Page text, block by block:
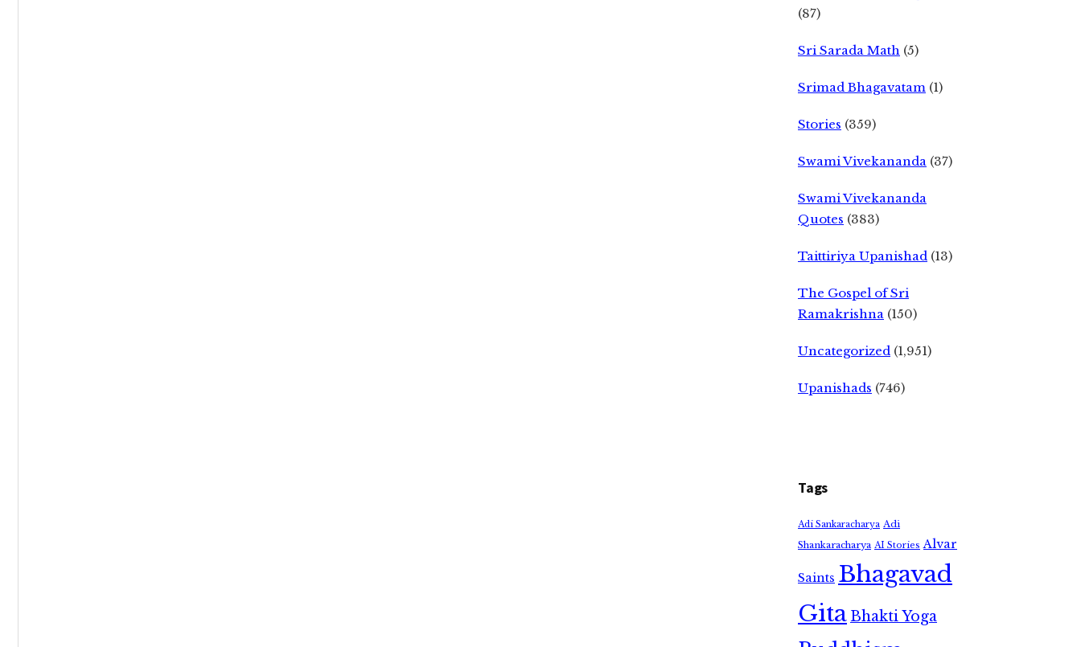
(87)
Sri Sarada Math (5)
Srimad Bhagavatam (1)
Stories (359)
Swami Vivekananda (37)
Swami Vivekananda
Quotes (383)
Taittiriya Upanishad (13)
The Gospel of Sri
Ramakrishna (150)
Uncategorized (1,951)
Upanishads (746)
Tags
Adi Sankaracharya Adi
Shankaracharya AI Stories Alvar
Saints Bhagavad
GitaBhakti Yoga